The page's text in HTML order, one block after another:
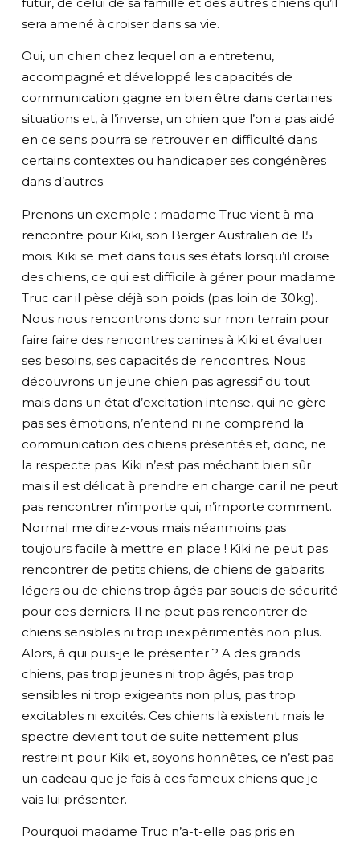
sera amené à croiser dans sa vie.
Oui, un chien chez lequel on a entretenu,
accompagné et développé les capacités de
communication gagne en bien être dans certaines
situations et, à l’inverse, un chien que l’on a pas aidé
en ce sens pourra se retrouver en difficulté dans
certains contextes ou handicaper ses congénères
dans d’autres.
Prenons un exemple : madame Truc vient à ma
rencontre pour Kiki, son Berger Australien de 15
mois. Kiki se met dans tous ses états lorsqu’il croise
des chiens, ce qui est difficile à gérer pour madame
Truc car il pèse déjà son poids (pas loin de 30kg).
Nous nous rencontrons donc sur mon terrain pour
faire faire des rencontres canines à Kiki et évaluer
ses besoins, ses capacités de rencontres. Nous
découvrons un jeune chien pas agressif du tout
mais dans un état d’excitation intense, qui ne gère
pas ses émotions, n’entend ni ne comprend la
communication des chiens présentés et, donc, ne
la respecte pas. Kiki n’est pas méchant bien sûr
mais il est délicat à prendre en charge car il ne peut
pas rencontrer n’importe qui, n’importe comment.
Normal me direz-vous mais néanmoins pas
toujours facile à mettre en place ! Kiki ne peut pas
rencontrer de petits chiens, de chiens de gabarits
légers ou de chiens trop âgés par soucis de sécurité
pour ces derniers. Il ne peut pas rencontrer de
chiens sensibles ni trop inexpérimentés non plus.
Alors, à qui puis-je le présenter ? A des grands
chiens, pas trop jeunes ni trop âgés, pas trop
sensibles ni trop exigeants non plus, pas trop
excitables ni excités. Ces chiens là existent mais le
spectre devient tout de suite nettement plus
restreint pour Kiki et, soyons honnêtes, ce n’est pas
un cadeau que je fais à ces fameux chiens que je
vais lui présenter.
Pourquoi madame Truc n’a-t-elle pas pris en